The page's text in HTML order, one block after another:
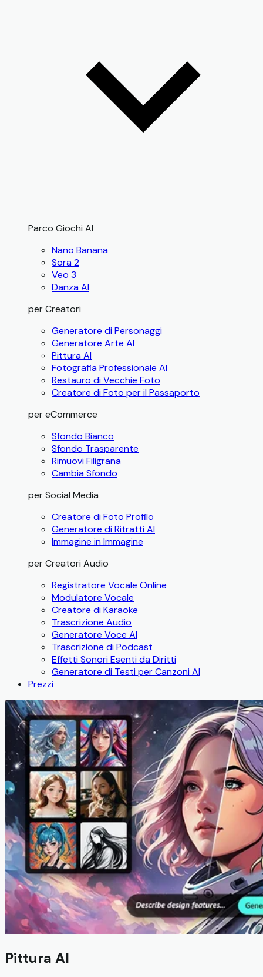
Parco Giochi AI
Nano Banana
Sora 2
Veo 3
Danza AI
per Creatori
Generatore di Personaggi
Generatore Arte AI
Pittura AI
Fotografia Professionale AI
Restauro di Vecchie Foto
Creatore di Foto per il Passaporto
per eCommerce
Sfondo Bianco
Sfondo Trasparente
Rimuovi Filigrana
Cambia Sfondo
per Social Media
Creatore di Foto Profilo
Generatore di Ritratti AI
Immagine in Immagine
per Creatori Audio
Registratore Vocale Online
Modulatore Vocale
Creatore di Karaoke
Trascrizione Audio
Generatore Voce AI
Trascrizione di Podcast
Effetti Sonori Esenti da Diritti
Generatore di Testi per Canzoni AI
Prezzi
Pittura AI